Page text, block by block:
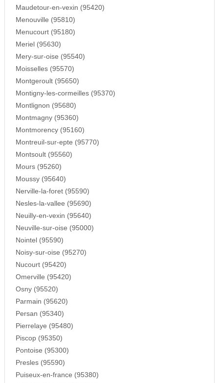
Maudetour-en-vexin (95420)
Menouville (95810)
Menucourt (95180)
Meriel (95630)
Mery-sur-oise (95540)
Moisselles (95570)
Montgeroult (95650)
Montigny-les-cormeilles (95370)
Montlignon (95680)
Montmagny (95360)
Montmorency (95160)
Montreuil-sur-epte (95770)
Montsoult (95560)
Mours (95260)
Moussy (95640)
Nerville-la-foret (95590)
Nesles-la-vallee (95690)
Neuilly-en-vexin (95640)
Neuville-sur-oise (95000)
Nointel (95590)
Noisy-sur-oise (95270)
Nucourt (95420)
Omerville (95420)
Osny (95520)
Parmain (95620)
Persan (95340)
Pierrelaye (95480)
Piscop (95350)
Pontoise (95300)
Presles (95590)
Puiseux-en-france (95380)